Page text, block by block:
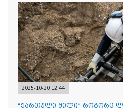
„Raffaello”-ს სასაქონლო ნიშნით
ტკბილეული
2025-10-20 12:44
“ქართული მილი” როგორც